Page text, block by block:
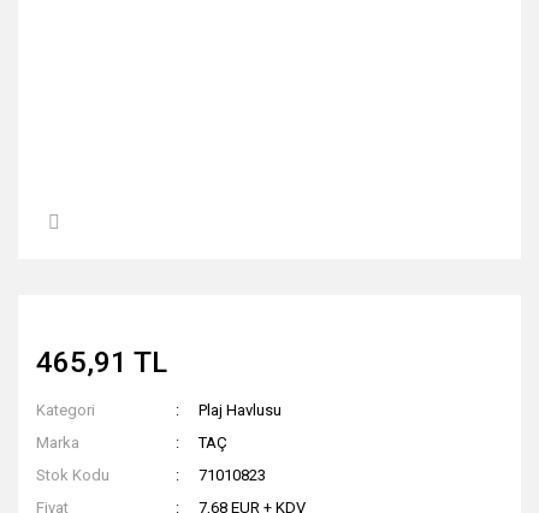
465,91 TL
Kategori
Plaj Havlusu
Marka
TAÇ
Stok Kodu
71010823
Fiyat
7,68 EUR + KDV